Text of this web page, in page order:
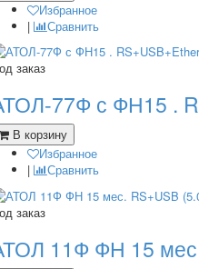
Избранное
|
Сравнить
заказ
77Ф с ФН15 .
В корзину
Избранное
|
Сравнить
заказ
11Ф ФН 15